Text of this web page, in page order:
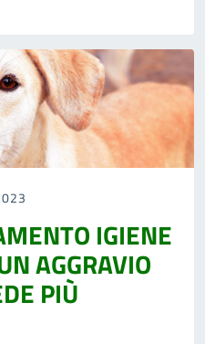
IGIENE
AGGRAVIO
PIÙ